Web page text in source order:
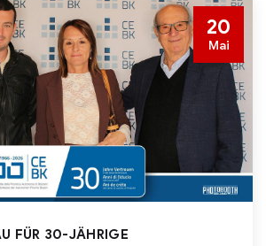
20
Mai
FÜR 30-JÄHRIGE